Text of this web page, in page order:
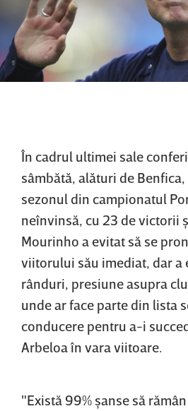
În cadrul ultimei sale
sâmbătă, alături de
sezonul din campionatul
neînvinsă, cu 23 de victorii
Mourinho a evitat să se
viitorului său imediat, dar a
rânduri, presiune asupra
unde ar face parte din lista
conducere pentru a-i
Arbeloa în vara viitoare.
"Există 99% şanse să